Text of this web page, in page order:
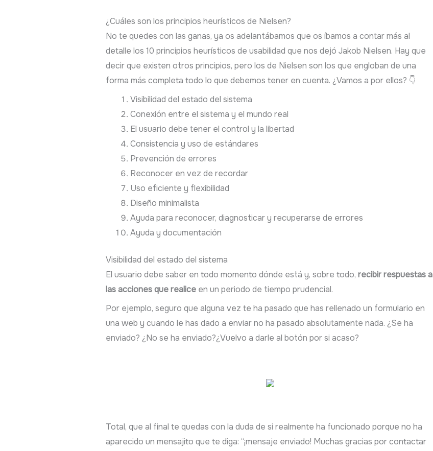
¿Cuáles son los principios heurísticos de Nielsen?
No te quedes con las ganas, ya os adelantábamos que os íbamos a contar más al
detalle los 10 principios heurísticos de usabilidad que nos dejó Jakob Nielsen. Hay que
decir que existen otros principios, pero los de Nielsen son los que engloban de una
forma más completa todo lo que debemos tener en cuenta. ¿Vamos a por ellos? 👇
Visibilidad del estado del sistema
Conexión entre el sistema y el mundo real
El usuario debe tener el control y la libertad
Consistencia y uso de estándares
Prevención de errores
Reconocer en vez de recordar
Uso eficiente y flexibilidad
Diseño minimalista
Ayuda para reconocer, diagnosticar y recuperarse de errores
Ayuda y documentación
Visibilidad del estado del sistema
El usuario debe saber en todo momento dónde está y, sobre todo, recibir respuestas a
las acciones que realiceen un periodo de tiempo prudencial.
Por ejemplo, seguro que alguna vez te ha pasado que has rellenado un formulario en
una web y cuando le has dado a enviar no ha pasado absolutamente nada. ¿Se ha
enviado? ¿No se ha enviado?¿Vuelvo a darle al botón por si acaso?
Total, que al final te quedas con la duda de si realmente ha funcionado porque no ha
aparecido un mensajito que te diga: “¡mensaje enviado! Muchas gracias por contactar